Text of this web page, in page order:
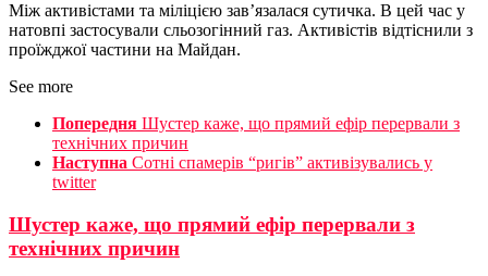
Між активістами та міліцією зав’язалася сутичка. В цей час у
натовпі застосували сльозогінний газ. Активістів відтіснили з
проїжджої частини на Майдан.
See more
Попередня Шустер каже, що прямий ефір перервали з
технічних причин
Наступна Сотні спамерів “ригів” активізувались у
twitter
Шустер каже, що прямий ефір перервали з
технічних причин